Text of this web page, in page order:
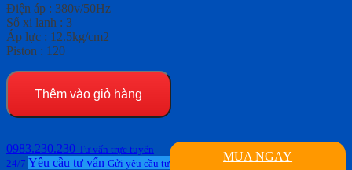
Điện áp : 380v/50Hz
Số xi lanh : 3
Áp lực : 12.5kg/cm2
Piston : 120
Thêm vào giỏ hàng
MUA NGAY
0983.230.230 Tư vấn trực tuyến
24/7 Yêu cầu tư vấn Gửi yêu cầu tư